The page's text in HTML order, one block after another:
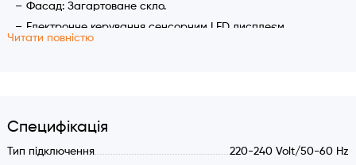
Фасад: Загартоване скло.
Електронне керування сенсорним LED дисплеєм.
Додатково: Можливість перестановки завіс фасаду з
права на ліво (завіси для перероблення в комплекті).
Читати повністю
Специфікація
Тип підключення 220-240 Volt/50-60 Hz